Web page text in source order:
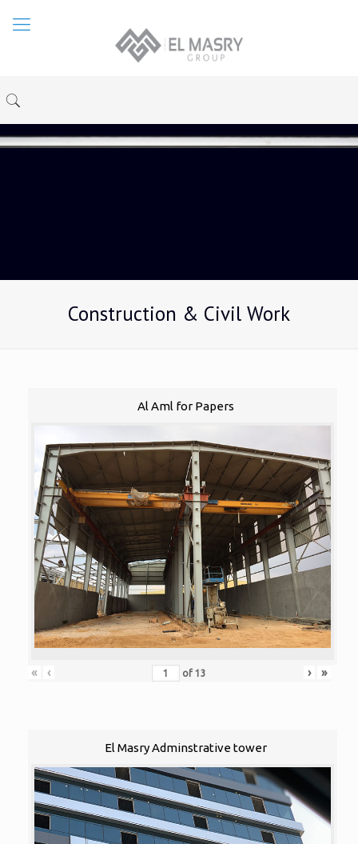
Construction & Civil Work
Al Aml for Papers
« ‹ of 13 › »
El Masry Adminstrative tower